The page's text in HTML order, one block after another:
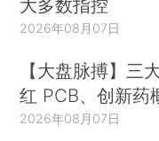
大多数指控
2026年08月07日
【大盘脉搏】三
红 PCB、创新药
2026年08月07日